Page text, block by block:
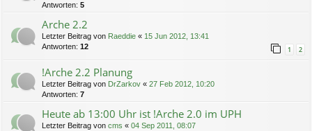
Antworten: 5
Arche 2.2
Letzter Beitrag von Raeddie « 15 Jun 2012, 13:41
Antworten: 12 1 2
!Arche 2.2 Planung
Letzter Beitrag von DrZarkov « 27 Feb 2012, 10:20
Antworten: 7
Heute ab 13:00 Uhr ist !Arche 2.0 im UPH
Letzter Beitrag von cms « 04 Sep 2011, 08:07